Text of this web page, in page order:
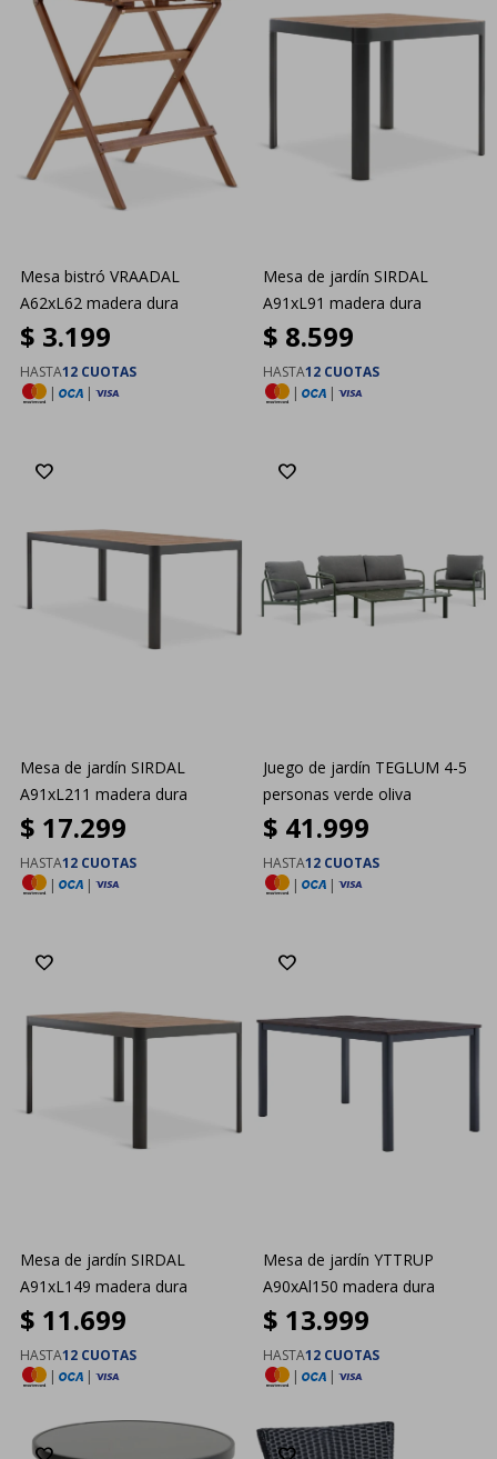
Mesa bistró VRAADAL
A62xL62 madera dura
$ 3.199
HASTA12 CUOTAS
|
|
Mesa de jardín SIRDAL
A91xL91 madera dura
$ 8.599
HASTA12 CUOTAS
|
|
Mesa de jardín SIRDAL
A91xL211 madera dura
$ 17.299
HASTA12 CUOTAS
|
|
Juego de jardín TEGLUM 4-5
personas verde oliva
$ 41.999
HASTA12 CUOTAS
|
|
Mesa de jardín SIRDAL
A91xL149 madera dura
$ 11.699
HASTA12 CUOTAS
|
|
Mesa de jardín YTTRUP
A90xAl150 madera dura
$ 13.999
HASTA12 CUOTAS
|
|